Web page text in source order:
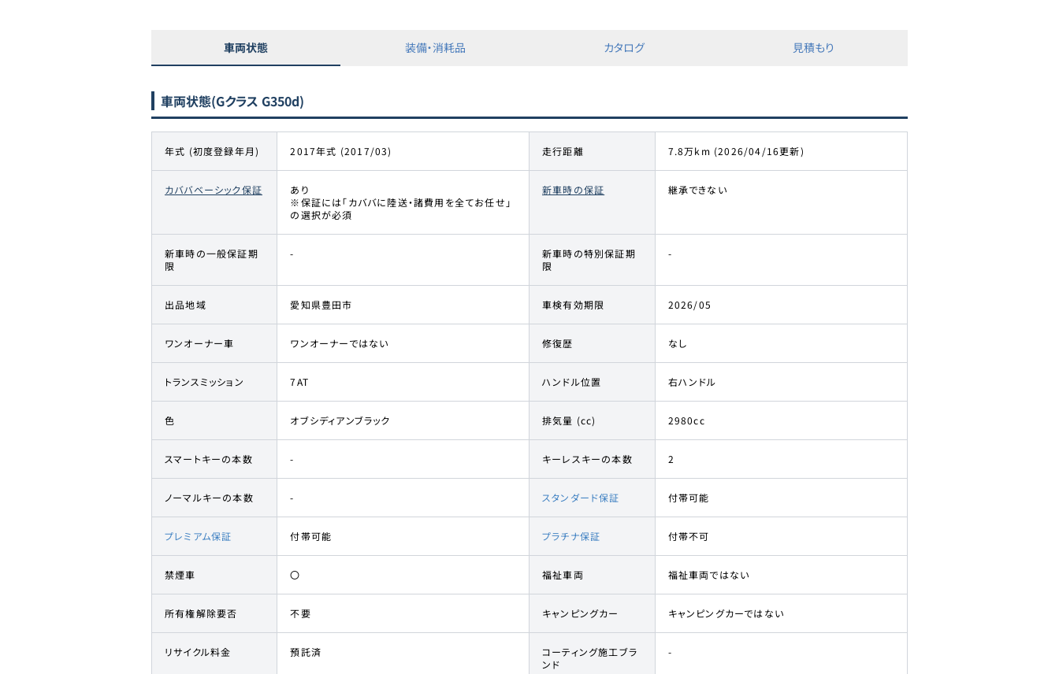
車両状態 装備・消耗品 カタログ 見積もり
車両状態(Gクラス G350d)
年式 (初度登録年月) 2017年式 (2017/03) 走行距離 7.8万km (2026/04/16更新)
カババベーシック保証
あり
※保証には「カババに陸送・諸費用を全てお任せ」
の選択が必須
新車時の保証 継承できない
新車時の一般保証期
限
-
新車時の特別保証期
限
-
出品地域 愛知県豊田市 車検有効期限 2026/05
ワンオーナー車 ワンオーナーではない 修復歴 なし
トランスミッション 7AT ハンドル位置 右ハンドル
色 オブシディアンブラック 排気量 (cc) 2980cc
スマートキーの本数 - キーレスキーの本数 2
ノーマルキーの本数 - スタンダード保証 付帯可能
プレミアム保証 付帯可能 プラチナ保証 付帯不可
禁煙車 〇 福祉車両 福祉車両ではない
所有権解除要否 不要 キャンピングカー キャンピングカーではない
リサイクル料金 預託済
コーティング施工ブラ
ンド
-